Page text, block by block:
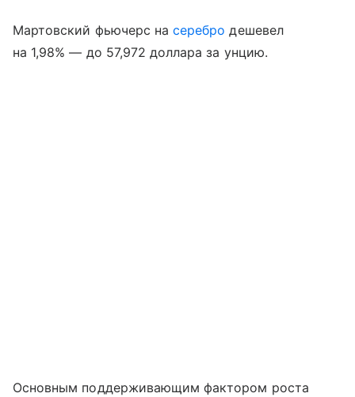
Мартовский фьючерс насеребро дешевел
на 1,98% — до 57,972 доллара за унцию.
Основным поддерживающим фактором роста